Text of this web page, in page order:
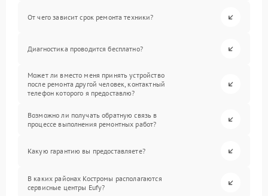
От чего зависит срок ремонта техники?
Диагностика проводится бесплатно?
Может ли вместо меня принять устройство
после ремонта другой человек, контактный
телефон которого я предоставлю?
Возможно ли получать обратную связь в
процессе выполнения ремонтных работ?
Какую гарантию вы предоставляете?
В каких районах Костромы располагаются
сервисные центры Eufy?